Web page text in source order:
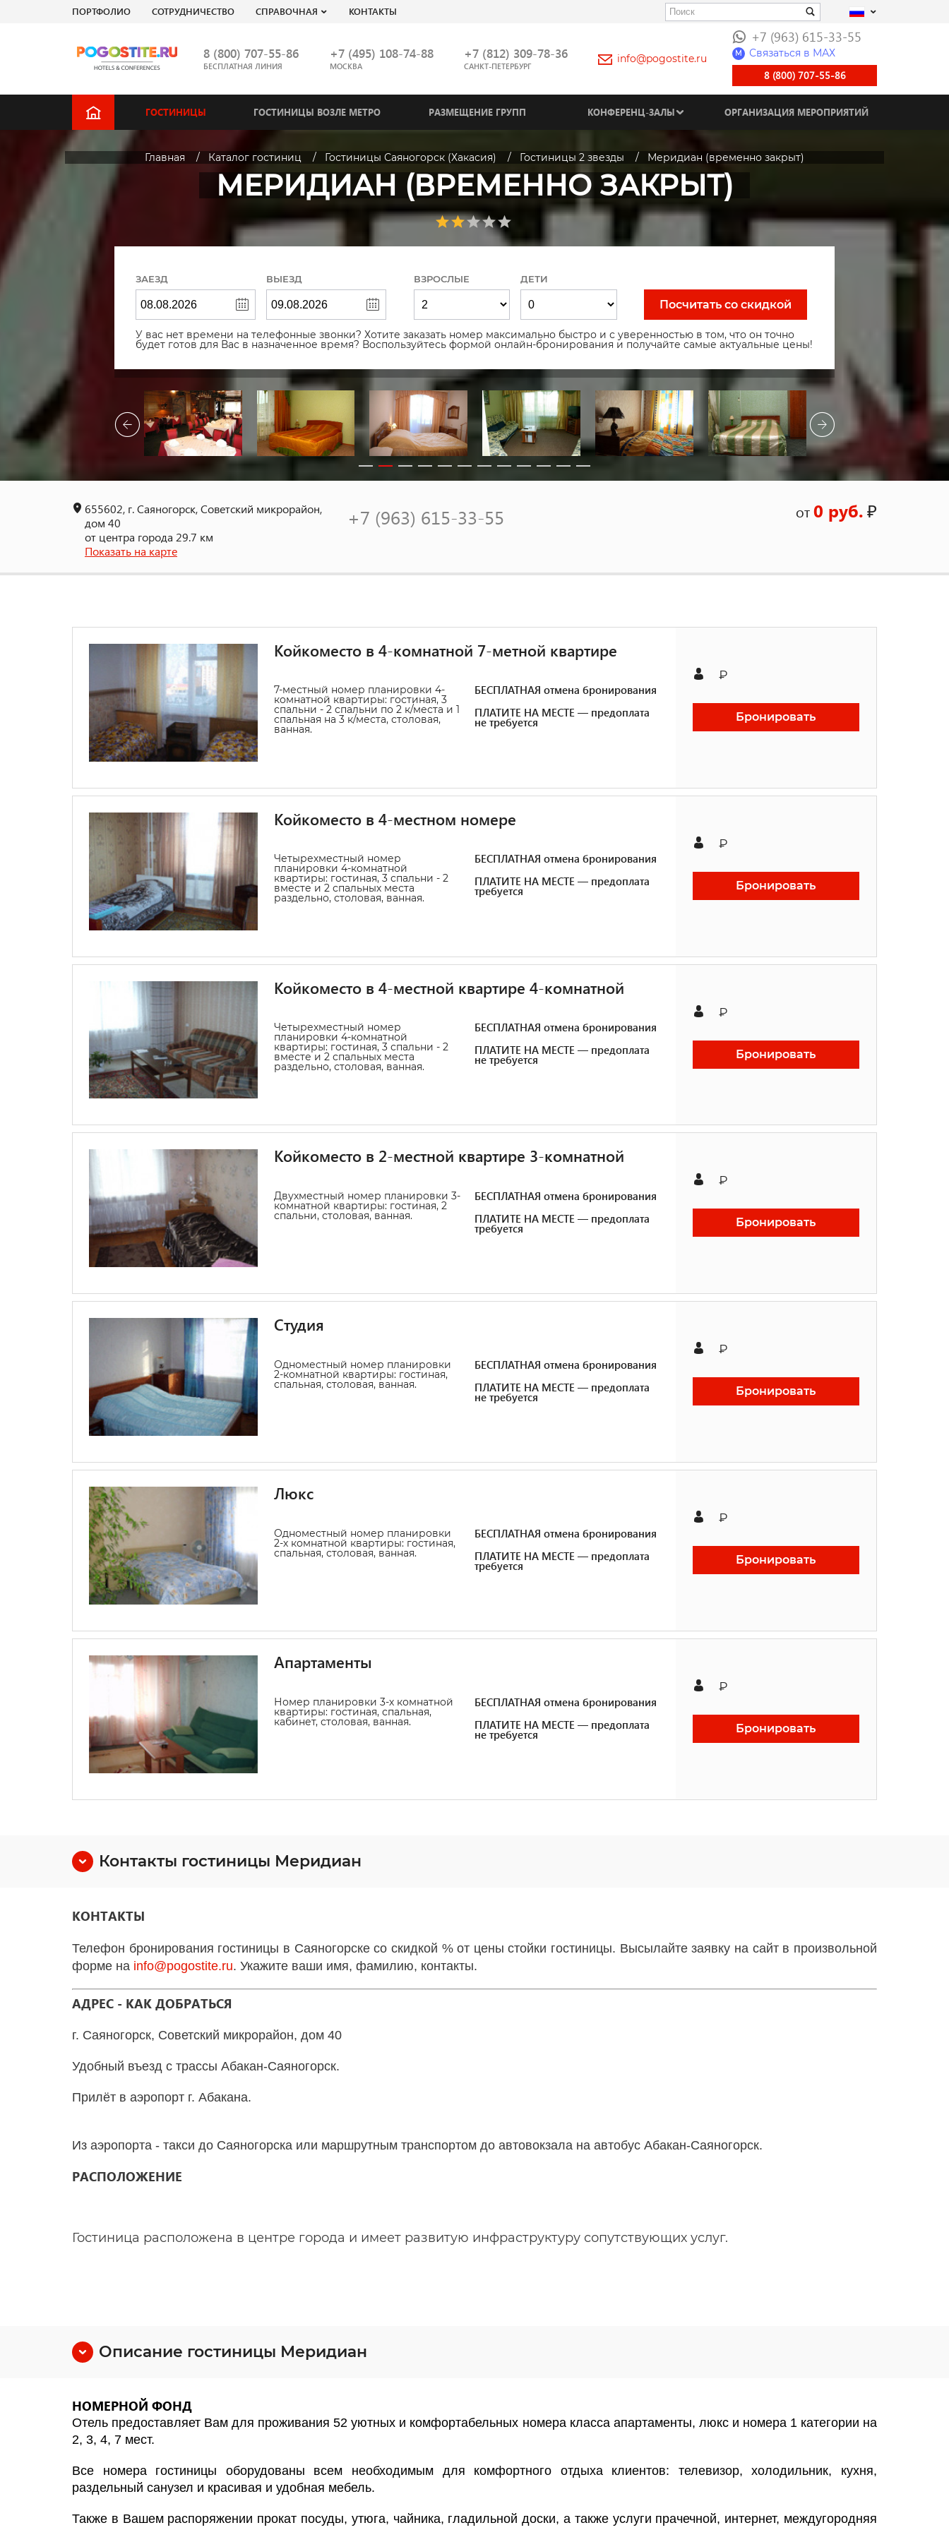
ПОРТФОЛИО СОТРУДНИЧЕСТВО СПРАВОЧНАЯ КОНТАКТЫ
8 (800) 707-55-86
БЕСПЛАТНАЯ ЛИНИЯ
+7 (495) 108-74-88
МОСКВА
+7 (812) 309-78-36
САНКТ-ПЕТЕРБУРГ
info@pogostite.ru
+7 (963) 615-33-55
M Связаться в МАХ
8 (800) 707-55-86
ГОСТИНИЦЫ ГОСТИНИЦЫ ВОЗЛЕ МЕТРО РАЗМЕЩЕНИЕ ГРУПП КОНФЕРЕНЦ-ЗАЛЫ ОРГАНИЗАЦИЯ МЕРОПРИЯТИЙ
Главная Каталог гостиниц Гостиницы Саяногорск (Хакасия) Гостиницы 2 звезды Меридиан (временно закрыт)
МЕРИДИАН (ВРЕМЕННО ЗАКРЫТ)
ЗАЕЗД ВЫЕЗД ВЗРОСЛЫЕ ДЕТИ
Посчитать со скидкой
У вас нет времени на телефонные звонки? Хотите заказать номер максимально быстро и с уверенностью в том, что он точно
будет готов для Вас в назначенное время? Воспользуйтесь формой онлайн-бронирования и получайте самые актуальные цены!
655602, г. Саяногорск, Советский микрорайон,
дом 40
от центра города 29.7 км
Показать на карте
+7 (963) 615-33-55 от0 руб.₽
Койкоместо в 4-комнатной 7-метной квартире
7-местный номер планировки 4-
комнатной квартиры: гостиная, 3
спальни - 2 спальни по 2 к/места и 1
спальная на 3 к/места, столовая,
ванная.
БЕСПЛАТНАЯ отмена бронирования
ПЛАТИТЕ НА МЕСТЕ — предоплата
не требуется
₽
Бронировать
Койкоместо в 4-местном номере
Четырехместный номер
планировки 4-комнатной
квартиры: гостиная, 3 спальни - 2
вместе и 2 спальных места
раздельно, столовая, ванная.
БЕСПЛАТНАЯ отмена бронирования
ПЛАТИТЕ НА МЕСТЕ — предоплата
требуется
₽
Бронировать
Койкоместо в 4-местной квартире 4-комнатной
Четырехместный номер
планировки 4-комнатной
квартиры: гостиная, 3 спальни - 2
вместе и 2 спальных места
раздельно, столовая, ванная.
БЕСПЛАТНАЯ отмена бронирования
ПЛАТИТЕ НА МЕСТЕ — предоплата
не требуется
₽
Бронировать
Койкоместо в 2-местной квартире 3-комнатной
Двухместный номер планировки 3-
комнатной квартиры: гостиная, 2
спальни, столовая, ванная.
БЕСПЛАТНАЯ отмена бронирования
ПЛАТИТЕ НА МЕСТЕ — предоплата
требуется
₽
Бронировать
Студия
Одноместный номер планировки
2-комнатной квартиры: гостиная,
спальная, столовая, ванная.
БЕСПЛАТНАЯ отмена бронирования
ПЛАТИТЕ НА МЕСТЕ — предоплата
не требуется
₽
Бронировать
Люкс
Одноместный номер планировки
2-х комнатной квартиры: гостиная,
спальная, столовая, ванная.
БЕСПЛАТНАЯ отмена бронирования
ПЛАТИТЕ НА МЕСТЕ — предоплата
требуется
₽
Бронировать
Апартаменты
Номер планировки 3-х комнатной
квартиры: гостиная, спальная,
кабинет, столовая, ванная.
БЕСПЛАТНАЯ отмена бронирования
ПЛАТИТЕ НА МЕСТЕ — предоплата
не требуется
₽
Бронировать
Контакты гостиницы Меридиан
КОНТАКТЫ
Телефон бронирования гостиницы в Саяногорскесо скидкой % от цены стойки гостиницы. Высылайте заявку на сайт в произвольной
форме на info@pogostite.ru. Укажите ваши имя, фамилию, контакты.
АДРЕС - КАК ДОБРАТЬСЯ
г. Саяногорск, Советский микрорайон, дом 40
Удобный въезд с трассы Абакан-Саяногорск.
Прилёт в аэропорт г. Абакана.
Из аэропорта - такси до Саяногорска или маршрутным транспортом до автовокзала на автобус Абакан-Саяногорск.
РАСПОЛОЖЕНИЕ
Гостиница расположена в центре города и имеет развитую инфраструктуру сопутствующих услуг.
Описание гостиницы Меридиан
НОМЕРНОЙ ФОНД
Отель предоставляет Вам для проживания 52 уютных и комфортабельных номера класса апартаменты, люкс и номера 1 категории на
2, 3, 4, 7 мест.
Все номера гостиницы оборудованы всем необходимым для комфортного отдыха клиентов: телевизор, холодильник, кухня,
раздельный санузел и красивая и удобная мебель.
Также в Вашем распоряжении прокат посуды, утюга, чайника, гладильной доски, а также услуги прачечной, интернет, междугородняя